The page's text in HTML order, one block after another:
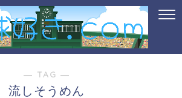
― TAG ―
流しそうめん